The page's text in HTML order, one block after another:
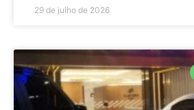
29 de julho de 2026